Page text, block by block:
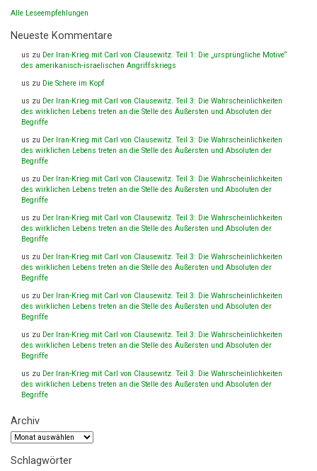
Alle Leseempfehlungen
Neueste Kommentare
us zu Der Iran-Krieg mit Carl von Clausewitz. Teil 1: Die „ursprüngliche Motive“
des amerikanisch-israelischen Angriffskriegs
us zu Die Schere im Kopf
us zu Der Iran-Krieg mit Carl von Clausewitz. Teil 3: Die Wahrscheinlichkeiten
des wirklichen Lebens treten an die Stelle des Äußersten und Absoluten der
Begriffe
us zu Der Iran-Krieg mit Carl von Clausewitz. Teil 3: Die Wahrscheinlichkeiten
des wirklichen Lebens treten an die Stelle des Äußersten und Absoluten der
Begriffe
us zu Der Iran-Krieg mit Carl von Clausewitz. Teil 3: Die Wahrscheinlichkeiten
des wirklichen Lebens treten an die Stelle des Äußersten und Absoluten der
Begriffe
us zu Der Iran-Krieg mit Carl von Clausewitz. Teil 3: Die Wahrscheinlichkeiten
des wirklichen Lebens treten an die Stelle des Äußersten und Absoluten der
Begriffe
us zu Der Iran-Krieg mit Carl von Clausewitz. Teil 3: Die Wahrscheinlichkeiten
des wirklichen Lebens treten an die Stelle des Äußersten und Absoluten der
Begriffe
us zu Der Iran-Krieg mit Carl von Clausewitz. Teil 3: Die Wahrscheinlichkeiten
des wirklichen Lebens treten an die Stelle des Äußersten und Absoluten der
Begriffe
us zu Der Iran-Krieg mit Carl von Clausewitz. Teil 3: Die Wahrscheinlichkeiten
des wirklichen Lebens treten an die Stelle des Äußersten und Absoluten der
Begriffe
us zu Der Iran-Krieg mit Carl von Clausewitz. Teil 3: Die Wahrscheinlichkeiten
des wirklichen Lebens treten an die Stelle des Äußersten und Absoluten der
Begriffe
Archiv
Archiv
Schlagwörter